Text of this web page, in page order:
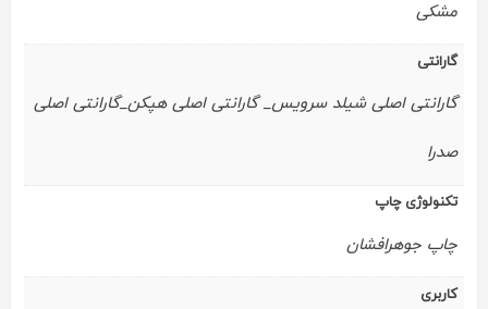
مشکی
گارانتی
گارانتی اصلی شیلد سرویس_ گارانتی اصلی هپکن_گارانتی اصلی
صدرا
تکنولوژی چاپ
چاپ جوهرافشان
کاربری